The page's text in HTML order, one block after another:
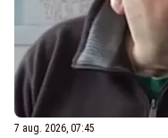
7 aug. 2026, 07:45